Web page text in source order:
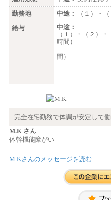
勤務地
中途：
（１）・
給与
中途：
（１）・（２）
時間）
月給
間）
（３）月給
（５）月給
時給 1,226円（
間額換算額）
・退職金相
ざいません。
完全在宅勤務で体調が安定して
M.K さん
体幹機能障がい
M.Kさんのメッセージを読む